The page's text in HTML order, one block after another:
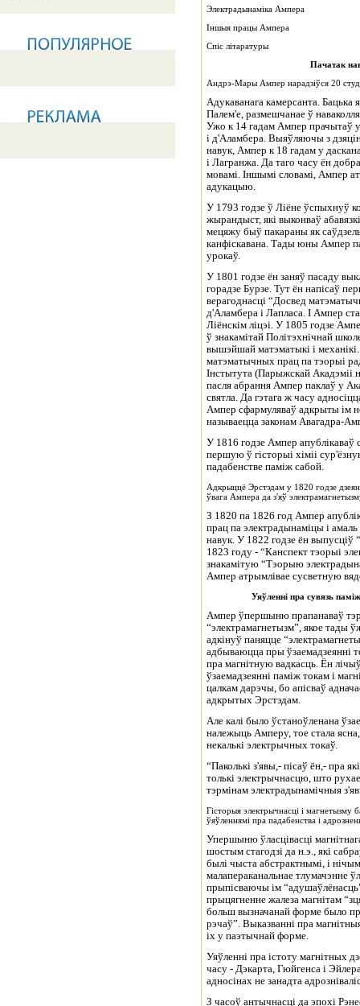
Электрадынаміка Ампера
Іншыя працы Ампера
Спіс літаратуры
Пачатак
Андрэ-Мары Ампер нарадзіўся 20
Адукаванага камерсанта. Бацька
Палем'е, размешчанае ў
Ужо к 14 гадам Ампер прачытаў
і д'Аламбера. Выяўляючы з
навук, Ампер к 18 гадам у
і Лагранжа. Да таго часу ён
мовамі. Іншымі словамі, Ампер
адукацыю.
У 1793 годзе ў Ліёне ўспыхнуў
жырандыст, які выконваў
мецяжу быў пакараны як
канфіскавана. Тады юны Ампер
урокаў.
У 1801 годзе ён заняў пасаду
горадзе Бурзе. Тут ён напісаў
верагоднасці “Досвед
д'Аламбера і Лапласа. І Ампер
Ліёнскім ліцэі. У 1805 годзе
ў знакамітай Політэхнічнай
вышэйшай матэматыкі і
матэматычных прац па тэорыі
Інстытута (Парыжскай Акадэміі
пасля абрання Ампер паклаў у
святла. Да гэтага ж часу
Ампер сфармуляваў адкрыты ім
называецца законам Авагадра-
У 1816 годзе Ампер апублікаваў
першую ў гісторыі хіміі
падабенстве паміж сабой.
Адкрыццё Эрстэдам у 1820 годзе
ўвага Ампера да з'яў
З 1820 па 1826 год Ампер
прац па электрадынаміцы і
навук. У 1822 годзе ён выпусціў
1823 году - “Канспект тэорыі
знакамітую “Тэорыю
Ампер атрымлівае сусветную
Уяўленні пра сувязь
Ампер ўпершыню прапанаваў
“электрамагнетызм”, якое тады
адкінуў паняцце
адбываюцца пры ўзаемадзеянні
пра магнітную вадкасць. Ён
ўзаемадзеянні паміж токам і
цалкам дарэчы, бо апісваў
адкрытых Эрстэдам.
Але калі было ўстаноўленана
належыць Амперу, тое стала
некалькі электрычных токаў.
“Паколькі з'явы,- пісаў ён,- пра
толькі электрычнасцю, што
тэрмінам электрадынамічныя
Гісторыя электрычнасці і магнетызму
ўяўленнямі пра падабенства і
Упершыню ўласцівасці
шостым стагодзі да н.э., які
былі чыста абстрактнымі, і
малапераканальнае тлумачэнне
прыпісваючы ім
прыцягненне жалеза магнітам
больш вызначанай форме было
рэчаў”. Выказванні пра
іх у паэтычнай форме.
Уяўленні пра істоту магнітных
часу - Дэкарта, Гюйгенса і
адносінах не занадта
З часоў антычнасці да эпохі